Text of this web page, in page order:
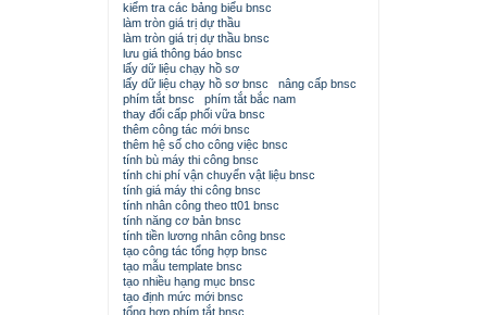
kiểm tra các bảng biểu bnsc
làm tròn giá trị dự thầu
làm tròn giá trị dự thầu bnsc
lưu giá thông báo bnsc
lấy dữ liệu chạy hồ sơ
lấy dữ liệu chạy hồ sơ bnsc
nâng cấp bnsc
phím tắt bnsc
phím tắt bắc nam
thay đổi cấp phối vữa bnsc
thêm công tác mới bnsc
thêm hệ số cho công việc bnsc
tính bù máy thi công bnsc
tính chi phí vận chuyển vật liệu bnsc
tính giá máy thi công bnsc
tính nhân công theo tt01 bnsc
tính năng cơ bản bnsc
tính tiền lương nhân công bnsc
tạo công tác tổng hợp bnsc
tạo mẫu template bnsc
tạo nhiều hạng mục bnsc
tạo định mức mới bnsc
tổng hợp phím tắt bnsc